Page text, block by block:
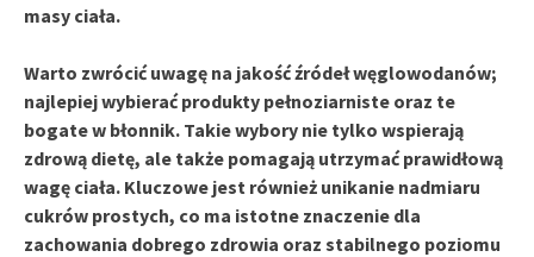
masy ciała.
Warto zwrócić uwagę na jakość źródeł węglowodanów;
najlepiej wybierać produkty pełnoziarniste oraz te
bogate w błonnik. Takie wybory nie tylko wspierają
zdrową dietę, ale także pomagają utrzymać prawidłową
wagę ciała. Kluczowe jest również unikanie nadmiaru
cukrów prostych, co ma istotne znaczenie dla
zachowania dobrego zdrowia oraz stabilnego poziomu